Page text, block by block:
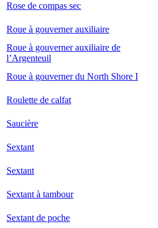
Rose de compas sec
Roue à gouverner auxiliaire
Roue à gouverner auxiliaire de
l’Argenteuil
Roue à gouverner du North Shore I
Roulette de calfat
Saucière
Sextant
Sextant
Sextant à tambour
Sextant de poche